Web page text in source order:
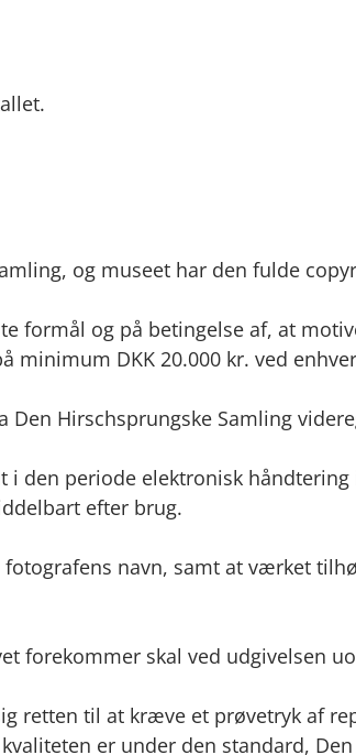
og museet har den fulde
formål og på betingelse af, at
minimum DKK 20.000 kr. ved
Hirschsprungske Samling
i den periode elektronisk
efter brug.
navn, samt at værket
forekommer skal ved udgivelsen
retten til at kræve et prøvetryk af
er under den standard,